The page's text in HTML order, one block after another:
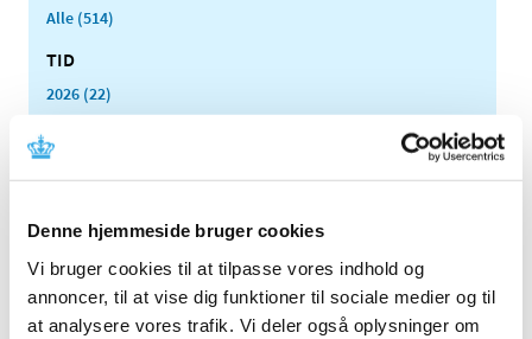
Denne hjemmeside bruger cookies
Vi bruger cookies til at tilpasse vores indhold og
annoncer, til at vise dig funktioner til sociale medier og til
at analysere vores trafik. Vi deler også oplysninger om
Alle (514)
TID
2026 (22)
2024 (15)
2022 (10)
2021 (32)
2020 (13)
2019 (41)